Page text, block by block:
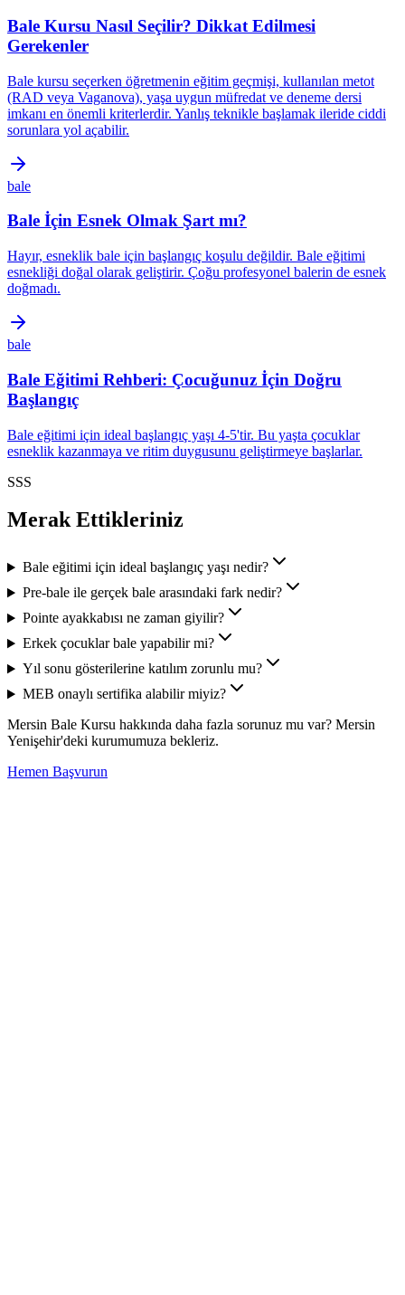
Bale Kursu Nasıl Seçilir? Dikkat Edilmesi
Gerekenler
Bale kursu seçerken öğretmenin eğitim geçmişi, kullanılan metot
(RAD veya Vaganova), yaşa uygun müfredat ve deneme dersi
imkanı en önemli kriterlerdir. Yanlış teknikle başlamak ileride ciddi
sorunlara yol açabilir.
bale
Bale İçin Esnek Olmak Şart mı?
Hayır, esneklik bale için başlangıç koşulu değildir. Bale eğitimi
esnekliği doğal olarak geliştirir. Çoğu profesyonel balerin de esnek
doğmadı.
bale
Bale Eğitimi Rehberi: Çocuğunuz İçin Doğru
Başlangıç
Bale eğitimi için ideal başlangıç yaşı 4-5'tir. Bu yaşta çocuklar
esneklik kazanmaya ve ritim duygusunu geliştirmeye başlarlar.
SSS
Merak Ettikleriniz
Bale eğitimi için ideal başlangıç yaşı nedir?
Pre-bale ile gerçek bale arasındaki fark nedir?
Pointe ayakkabısı ne zaman giyilir?
Erkek çocuklar bale yapabilir mi?
Yıl sonu gösterilerine katılım zorunlu mu?
MEB onaylı sertifika alabilir miyiz?
Mersin Bale Kursu hakkında daha fazla sorunuz mu var? Mersin
Yenişehir'deki kurumumuza bekleriz.
Hemen Başvurun